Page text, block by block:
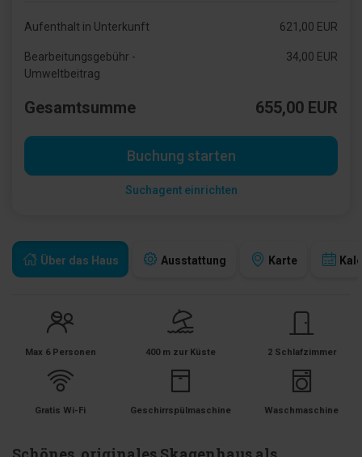
Über das Haus Ausstattung Karte
Max 6 Personen 400 m zur Küste 2 Schlafzimmer
Gratis Wi-Fi Geschirrspülmaschine Waschmaschine
Aufenthalt in Unterkunft 621,00 EUR
Bearbeitungsgebühr -
Umweltbeitrag
34,00 EUR
Gesamtsumme 655,00 EUR
Buchung starten
Suchagent einrichten